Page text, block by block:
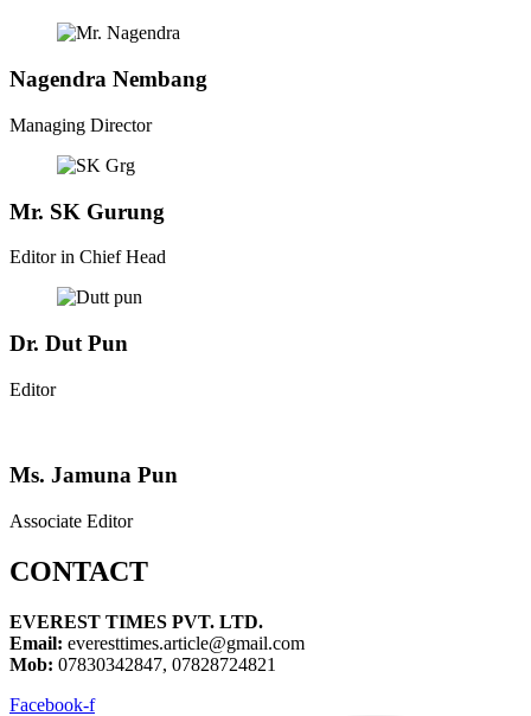
Nagendra Nembang
Managing Director
Mr. SK Gurung
Editor in Chief Head
Dr. Dut Pun
Editor
Ms. Jamuna Pun
Associate Editor
CONTACT
EVEREST TIMES PVT. LTD.
Email: everesttimes.article@gmail.com
Mob: 07830342847, 07828724821
Facebook-f